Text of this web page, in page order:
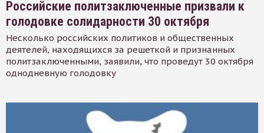
Российские политзаключенные призвали к
голодовке солидарности 30 октября
Несколько российских политиков и общественных
деятелей, находящихся за решеткой и признанных
политзаключенными, заявили, что проведут 30 октября
однодневную голодовку